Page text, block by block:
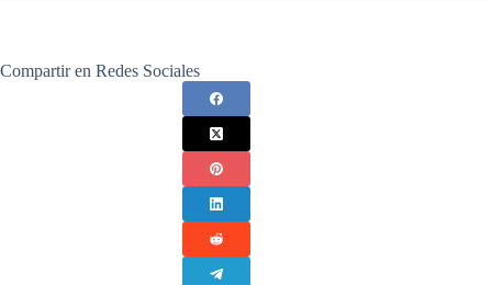
Compartir en Redes Sociales